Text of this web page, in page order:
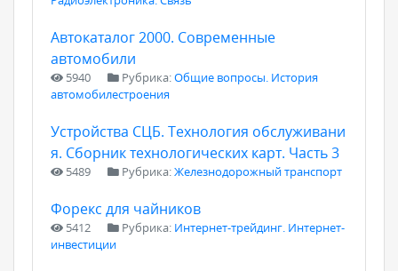
Автокаталог 2000. Современные
автомобили
5940 Рубрика:Общие вопросы. История
автомобилестроения
Устройства СЦБ. Технология обслуживани
я. Сборник технологических карт. Часть 3
5489 Рубрика:Железнодорожный транспорт
Форекс для чайников
5412 Рубрика: Интернет-трейдинг. Интернет-
инвестиции